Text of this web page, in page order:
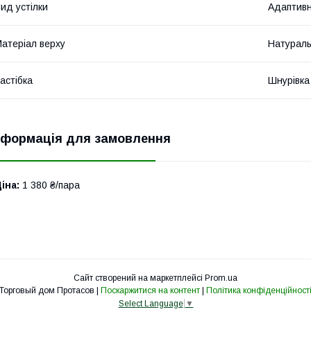
устілки
верху
Шнурівка
для замовлення
1 380 ₴/пара
Сайт створений на маркетплейсі Prom.ua
Торговый дом Протасов | Поскаржитися на контент | Політика конфіденційності
Select Language ▼